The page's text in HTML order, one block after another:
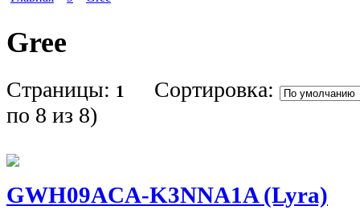
Gree
Страницы: 1
Сортировка:
по 8 из 8)
GWH09ACA-K3NNA1A (Lyra)